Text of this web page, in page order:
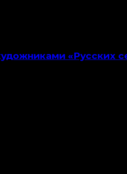
«Русских
работы
Life отобрал самые ценные